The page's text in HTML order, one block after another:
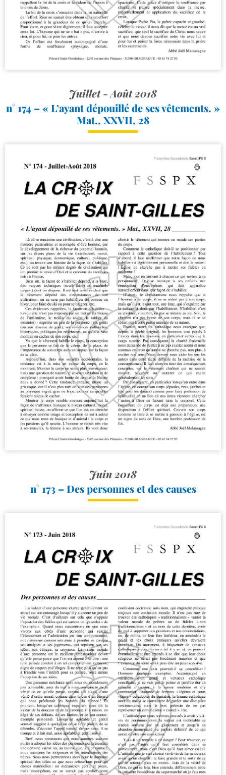
Juillet - Août 2018
n° 174 – « L’ayant dépouillé de ses vêtements. »
Mat., XXVII, 28
Juin 2018
n° 173 – Des personnes et des causes